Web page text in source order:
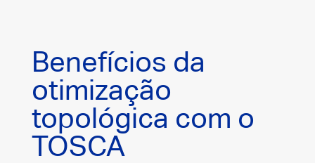
Benefícios da
otimização
topológica com o
TOSCA